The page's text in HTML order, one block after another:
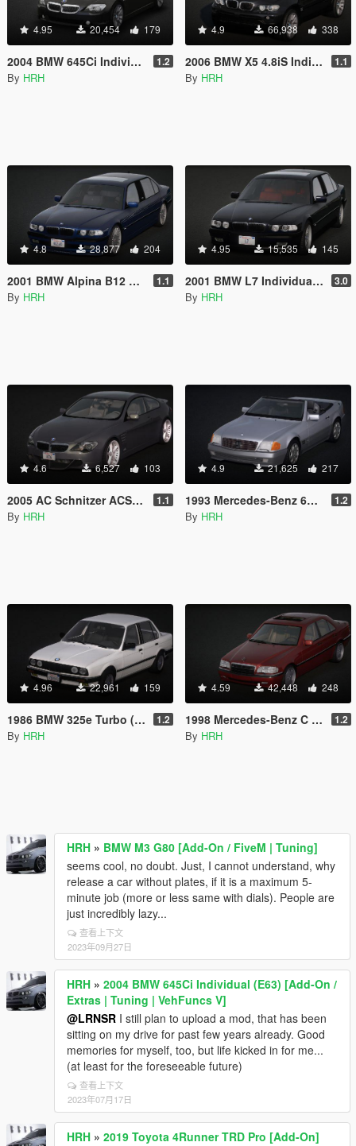
4.95 20,454 179
2004 BMW 645Ci Individual (E63) [Add-On / Extras | Tuning | VehFuncs V] 1.2
By HRH
4.9 66,938 338
2006 BMW X5 4.8iS Individual (E53) [Add-On / Replace | Tuning | Extras] 1.1
By HRH
4.8 28,877 204
2001 BMW Alpina B12 6.0 Lang (E38) [Add-On | Extras | Tuning] 1.1
By HRH
4.95 15,535 145
2001 BMW L7 Individual (E38) [Add-On | Extras | Tuning] 3.0
By HRH
4.6 6,527 103
2005 AC Schnitzer ACS6 (E63) [Add-On | Tuning | Extras] 1.1
By HRH
4.9 21,625 217
1993 Mercedes-Benz 600 SL (R129) [Add-On / Replace | Extras | Tuning] 1.2
By HRH
4.96 22,961 159
1986 BMW 325e Turbo (E30) [Add-On | Tuning | Extras] 1.2
By HRH
4.59 42,448 248
1998 Mercedes-Benz C 200 Elegance (W202) [Add-On / Replace | Extras | Tuning] 1.2
By HRH
HRH » BMW M3 G80 [Add-On / FiveM | Tuning]
seems cool, no doubt. Just, I cannot understand, why
release a car without plates, if it is a maximum 5-
minute job (more or less same with dials). People are
just incredibly lazy...
查看上下文
2023年09月27日
HRH » 2004 BMW 645Ci Individual (E63) [Add-On /
Extras | Tuning | VehFuncs V]
@LRNSR I still plan to upload a mod, that has been
sitting on my drive for past few years already. Good
memories for myself, too, but life kicked in for me...
(at least for the foreseeable future)
查看上下文
2023年07月17日
HRH » 2019 Toyota 4Runner TRD Pro [Add-On]